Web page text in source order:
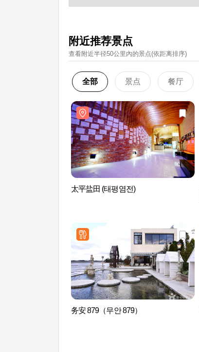
附近推荐景点
查看附近半径50公里內的景点(依距离排序)
全部 景点 餐厅
太平盐田 (태평염전)
务安 879（무안 879）